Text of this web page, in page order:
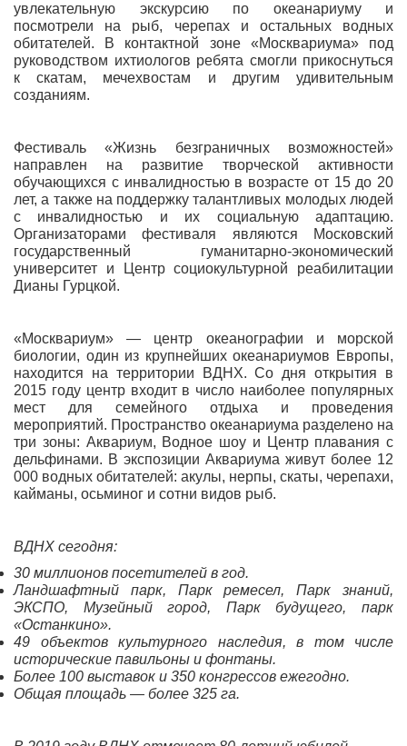
увлекательную экскурсию по океанариуму и
посмотрели на рыб, черепах и остальных водных
обитателей. В контактной зоне «Москвариума» под
руководством ихтиологов ребята смогли прикоснуться
к скатам, мечехвостам и другим удивительным
созданиям.
Фестиваль «Жизнь безграничных возможностей»
направлен на развитие творческой активности
обучающихся с инвалидностью в возрасте от 15 до 20
лет, а также на поддержку талантливых молодых людей
с инвалидностью и их социальную адаптацию.
Организаторами фестиваля являются Московский
государственный гуманитарно-экономический
университет и Центр социокультурной реабилитации
Дианы Гурцкой.
«Москвариум» — центр океанографии и морской
биологии, один из крупнейших океанариумов Европы,
находится на территории ВДНХ. Со дня открытия в
2015 году центр входит в число наиболее популярных
мест для семейного отдыха и проведения
мероприятий. Пространство океанариума разделено на
три зоны: Аквариум, Водное шоу и Центр плавания с
дельфинами. В экспозиции Аквариума живут более 12
000 водных обитателей: акулы, нерпы, скаты, черепахи,
кайманы, осьминог и сотни видов рыб.
ВДНХ сегодня:
30 миллионов посетителей в год.
Ландшафтный парк, Парк ремесел, Парк знаний,
ЭКСПО, Музейный город, Парк будущего, парк
«Останкино».
49 объектов культурного наследия, в том числе
исторические павильоны и фонтаны.
Более 100 выставок и 350 конгрессов ежегодно.
Общая площадь — более 325 га.